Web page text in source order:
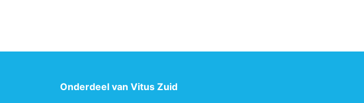
Onderdeel van Vitus Zuid